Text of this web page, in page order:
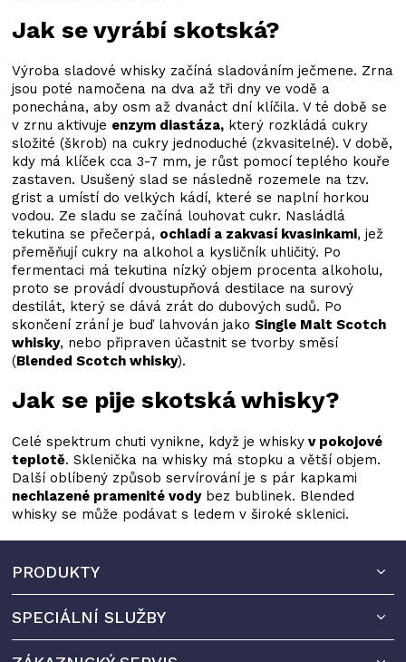
Jak se vyrábí skotská?
Výroba sladové whisky začíná sladováním ječmene. Zrna
jsou poté namočena na dva až tři dny ve vodě a
ponechána, aby osm až dvanáct dní klíčila. V té době se
v zrnu aktivuje enzym diastáza, který rozkládá cukry
složité (škrob) na cukry jednoduché (zkvasitelné). V době,
kdy má klíček cca 3-7 mm, je růst pomocí teplého kouře
zastaven. Usušený slad se následně rozemele na tzv.
grist a umístí do velkých kádí, které se naplní horkou
vodou. Ze sladu se začíná louhovat cukr. Nasládlá
tekutina se přečerpá, ochladí a zakvasí kvasinkami, jež
přeměňují cukry na alkohol a kysličník uhličitý. Po
fermentaci má tekutina nízký objem procenta alkoholu,
proto se provádí dvoustupňová destilace na surový
destilát, který se dává zrát do dubových sudů. Po
skončení zrání je buď lahvován jako Single Malt Scotch
whisky, nebo připraven účastnit se tvorby směsí
(Blended Scotch whisky).
Jak se pije skotská whisky?
Celé spektrum chuti vynikne, když je whisky v pokojové
teplotě. Sklenička na whisky má stopku a větší objem.
Další oblíbený způsob servírování je s pár kapkami
nechlazené pramenité vodybez bublinek. Blended
whisky se může podávat s ledem v široké sklenici.
p
a
PRODUKTY
SPECIÁLNÍ SLUŽBY